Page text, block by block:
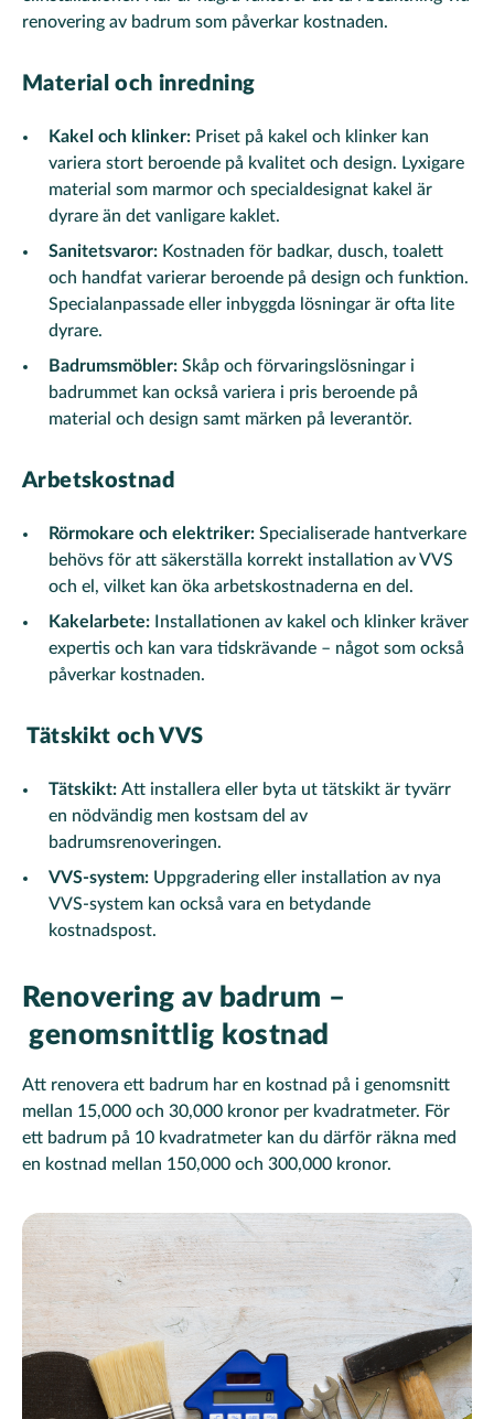
renovering av badrum som påverkar kostnaden.
Material och inredning
Kakel och klinker: Priset på kakel och klinker kan
variera stort beroende på kvalitet och design. Lyxigare
material som marmor och specialdesignat kakel är
dyrare än det vanligare kaklet.
Sanitetsvaror: Kostnaden för badkar, dusch, toalett
och handfat varierar beroende på design och funktion.
Specialanpassade eller inbyggda lösningar är ofta lite
dyrare.
Badrumsmöbler: Skåp och förvaringslösningar i
badrummet kan också variera i pris beroende på
material och design samt märken på leverantör.
Arbetskostnad
Rörmokare och elektriker: Specialiserade hantverkare
behövs för att säkerställa korrekt installation av VVS
och el, vilket kan öka arbetskostnaderna en del.
Kakelarbete: Installationen av kakel och klinker kräver
expertis och kan vara tidskrävande – något som också
påverkar kostnaden.
Tätskikt och VVS
Tätskikt: Att installera eller byta ut tätskikt är tyvärr
en nödvändig men kostsam del av
badrumsrenoveringen.
VVS-system: Uppgradering eller installation av nya
VVS-system kan också vara en betydande
kostnadspost.
Renovering av badrum –
genomsnittlig kostnad
Att renovera ett badrum har en kostnad på i genomsnitt
mellan 15,000 och 30,000 kronor per kvadratmeter. För
ett badrum på 10 kvadratmeter kan du därför räkna med
en kostnad mellan 150,000 och 300,000 kronor.